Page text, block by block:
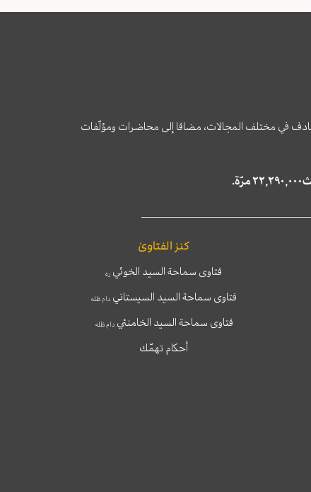
في مختلف المجالات، مضافا إلى محاضرات ومؤلّفات
كنز الفتاوىٰ
فتاوى سماحة السيد الخوئي ره
فتاوى سماحة السيد السيستاني دام ظله
فتاوى سماحة السيد الخامنئيدام ظله
أحكام تهمّك